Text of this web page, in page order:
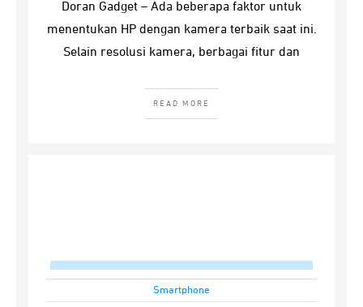
Doran Gadget – Ada beberapa faktor untuk
menentukan HP dengan kamera terbaik saat ini.
Selain resolusi kamera, berbagai fitur dan
READ MORE
Smartphone